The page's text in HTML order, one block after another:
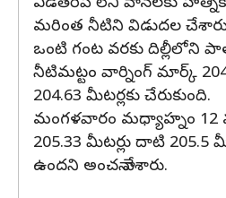
మరింత నీటిని విడుదల
ఒంటి గంట వరకు దిల్లీలోని పాత
నీటిమట్టం వార్నింగ్‌ మార్క్‌
204.63 మీటర్లకు చేరుకుంది.
మంగళవారం మధ్యాహ్నం 12
205.33 మీటర్లు దాటి 205.5
ఉందని అంచనా వేశారు.